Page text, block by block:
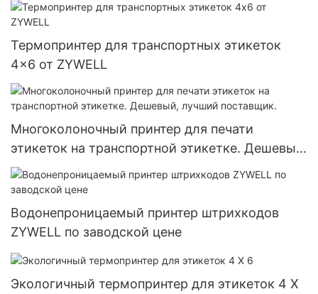
Термопринтер для транспортных этикеток
4x6 от ZYWELL
Многоколоночный принтер для печати
этикеток на транспортной этикетке. Дешевый,
лучший поставщик.
Водонепроницаемый принтер штрихкодов
ZYWELL по заводской цене
Экологичный термопринтер для этикеток 4 X